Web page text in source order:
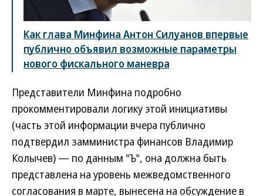
Как глава Минфина Антон Силуанов впервые
публично объявил возможные параметры
нового фискального маневра
Представители Минфина подробно
прокомментировали логику этой инициативы
(часть этой информации вчера публично
подтвердил замминистра финансов Владимир
Колычев) — по данным "Ъ", она должна быть
представлена на уровень межведомственного
согласования в марте, вынесена на обсуждение в